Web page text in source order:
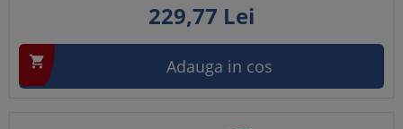
229,77 Lei
 Adauga in cos